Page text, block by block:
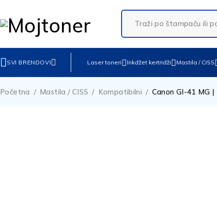
SVI BRENDOVI Laser toneri Inkdžet kertridži Mastila / CISS
Početna / Mastila / CISS / Kompatibilni / Canon GI-41 MG